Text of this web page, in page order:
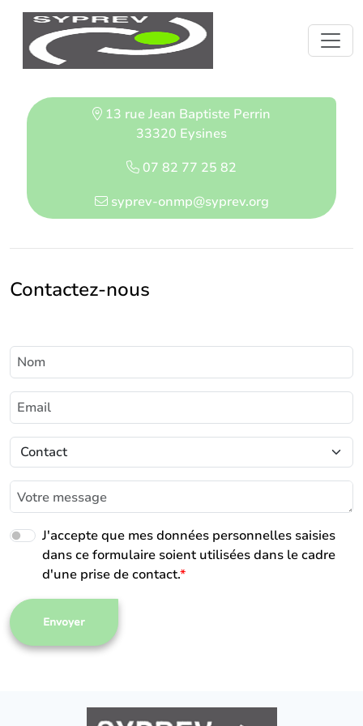
13 rue Jean Baptiste Perrin
33320 Eysines
07 82 77 25 82
syprev-onmp@syprev.org
Contactez-nous
J'accepte que mes données personnelles saisies
dans ce formulaire soient utilisées dans le cadre
d'une prise de contact.*
Envoyer
Panneau de gestion des cookies